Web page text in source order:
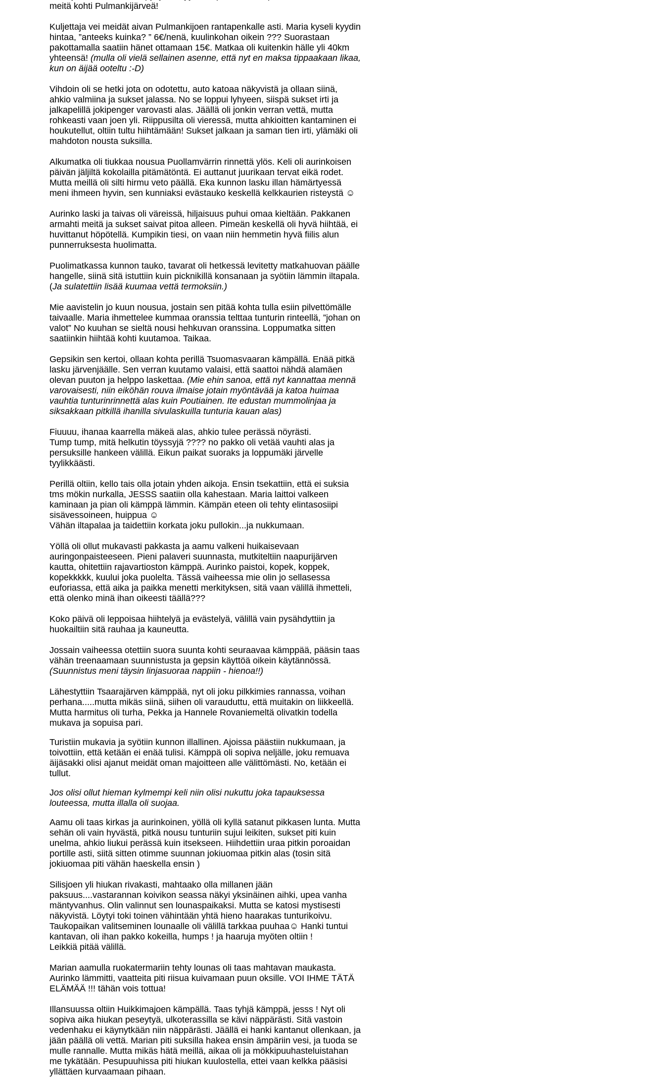
meitä kohti Pulmankijärveä!
Kuljettaja vei meidät aivan Pulmankijoen rantapenkalle asti. Maria kyseli kyydin
hintaa, ”anteeks kuinka? ” 6€/nenä, kuulinkohan oikein ??? Suorastaan
pakottamalla saatiin hänet ottamaan 15€. Matkaa oli kuitenkin hälle yli 40km
yhteensä! (mulla oli vielä sellainen asenne, että nyt en maksa tippaakaan likaa,
kun on äijää ooteltu :-D)
Vihdoin oli se hetki jota on odotettu, auto katoaa näkyvistä ja ollaan siinä,
ahkio valmiina ja sukset jalassa. No se loppui lyhyeen, siispä sukset irti ja
jalkapelillä jokipenger varovasti alas. Jäällä oli jonkin verran vettä, mutta
rohkeasti vaan joen yli. Riippusilta oli vieressä, mutta ahkioitten kantaminen ei
houkutellut, oltiin tultu hiihtämään! Sukset jalkaan ja saman tien irti, ylämäki oli
mahdoton nousta suksilla.
Alkumatka oli tiukkaa nousua Puollamvärrin rinnettä ylös. Keli oli aurinkoisen
päivän jäljiltä kokolailla pitämätöntä. Ei auttanut juurikaan tervat eikä rodet.
Mutta meillä oli silti hirmu veto päällä. Eka kunnon lasku illan hämärtyessä
meni ihmeen hyvin, sen kunniaksi evästauko keskellä kelkkaurien risteystä ☺
Aurinko laski ja taivas oli väreissä, hiljaisuus puhui omaa kieltään. Pakkanen
armahti meitä ja sukset saivat pitoa alleen. Pimeän keskellä oli hyvä hiihtää, ei
huvittanut höpötellä. Kumpikin tiesi, on vaan niin hemmetin hyvä fiilis alun
punnerruksesta huolimatta.
Puolimatkassa kunnon tauko, tavarat oli hetkessä levitetty matkahuovan päälle
hangelle, siinä sitä istuttiin kuin picknikillä konsanaan ja syötiin lämmin iltapala.
(Ja sulatettiin lisää kuumaa vettä termoksiin.)
Mie aavistelin jo kuun nousua, jostain sen pitää kohta tulla esiin pilvettömälle
taivaalle. Maria ihmettelee kummaa oranssia telttaa tunturin rinteellä, ”johan on
valot” No kuuhan se sieltä nousi hehkuvan oranssina. Loppumatka sitten
saatiinkin hiihtää kohti kuutamoa. Taikaa.
Gepsikin sen kertoi, ollaan kohta perillä Tsuomasvaaran kämpällä. Enää pitkä
lasku järvenjäälle. Sen verran kuutamo valaisi, että saattoi nähdä alamäen
olevan puuton ja helppo laskettaa. (Mie ehin sanoa, että nyt kannattaa mennä
varovaisesti, niin eiköhän rouva ilmaise jotain myöntävää ja katoa huimaa
vauhtia tunturinrinnettä alas kuin Poutiainen. Ite edustan mummolinjaa ja
siksakkaan pitkillä ihanilla sivulaskuilla tunturia kauan alas)
Fiuuuu, ihanaa kaarrella mäkeä alas, ahkio tulee perässä nöyrästi.
Tump tump, mitä helkutin töyssyjä ???? no pakko oli vetää vauhti alas ja
persuksille hankeen välillä. Eikun paikat suoraks ja loppumäki järvelle
tyylikkäästi.
Perillä oltiin, kello tais olla jotain yhden aikoja. Ensin tsekattiin, että ei suksia
tms mökin nurkalla, JESSS saatiin olla kahestaan. Maria laittoi valkeen
kaminaan ja pian oli kämppä lämmin. Kämpän eteen oli tehty elintasosiipi
sisävessoineen, huippua ☺
Vähän iltapalaa ja taidettiin korkata joku pullokin...ja nukkumaan.
Yöllä oli ollut mukavasti pakkasta ja aamu valkeni huikaisevaan
auringonpaisteeseen. Pieni palaveri suunnasta, mutkiteltiin naapurijärven
kautta, ohitettiin rajavartioston kämppä. Aurinko paistoi, kopek, koppek,
kopekkkkk, kuului joka puolelta. Tässä vaiheessa mie olin jo sellasessa
euforiassa, että aika ja paikka menetti merkityksen, sitä vaan välillä ihmetteli,
että olenko minä ihan oikeesti täällä???
Koko päivä oli leppoisaa hiihtelyä ja evästelyä, välillä vain pysähdyttiin ja
huokailtiin sitä rauhaa ja kauneutta.
Jossain vaiheessa otettiin suora suunta kohti seuraavaa kämppää, pääsin taas
vähän treenaamaan suunnistusta ja gepsin käyttöä oikein käytännössä.
(Suunnistus meni täysin linjasuoraa nappiin - hienoa!!)
Lähestyttiin Tsaarajärven kämppää, nyt oli joku pilkkimies rannassa, voihan
perhana.....mutta mikäs siinä, siihen oli varauduttu, että muitakin on liikkeellä.
Mutta harmitus oli turha, Pekka ja Hannele Rovaniemeltä olivatkin todella
mukava ja sopuisa pari.
Turistiin mukavia ja syötiin kunnon illallinen. Ajoissa päästiin nukkumaan, ja
toivottiin, että ketään ei enää tulisi. Kämppä oli sopiva neljälle, joku remuava
äijäsakki olisi ajanut meidät oman majoitteen alle välittömästi. No, ketään ei
tullut.
Jos olisi ollut hieman kylmempi keli niin olisi nukuttu joka tapauksessa
louteessa, mutta illalla oli suojaa.
Aamu oli taas kirkas ja aurinkoinen, yöllä oli kyllä satanut pikkasen lunta. Mutta
sehän oli vain hyvästä, pitkä nousu tunturiin sujui leikiten, sukset piti kuin
unelma, ahkio liukui perässä kuin itsekseen. Hiihdettiin uraa pitkin poroaidan
portille asti, siitä sitten otimme suunnan jokiuomaa pitkin alas (tosin sitä
jokiuomaa piti vähän haeskella ensin )
Silisjoen yli hiukan rivakasti, mahtaako olla millanen jään
paksuus....vastarannan koivikon seassa näkyi yksinäinen aihki, upea vanha
mäntyvanhus. Olin valinnut sen lounaspaikaksi. Mutta se katosi mystisesti
näkyvistä. Löytyi toki toinen vähintään yhtä hieno haarakas tunturikoivu.
Taukopaikan valitseminen lounaalle oli välillä tarkkaa puuhaa☺ Hanki tuntui
kantavan, oli ihan pakko kokeilla, humps ! ja haaruja myöten oltiin !
Leikkiä pitää välillä.
Marian aamulla ruokatermariin tehty lounas oli taas mahtavan maukasta.
Aurinko lämmitti, vaatteita piti riisua kuivamaan puun oksille. VOI IHME TÄTÄ
ELÄMÄÄ !!! tähän vois tottua!
Illansuussa oltiin Huikkimajoen kämpällä. Taas tyhjä kämppä, jesss ! Nyt oli
sopiva aika hiukan peseytyä, ulkoterassilla se kävi näppärästi. Sitä vastoin
vedenhaku ei käynytkään niin näppärästi. Jäällä ei hanki kantanut ollenkaan, ja
jään päällä oli vettä. Marian piti suksilla hakea ensin ämpäriin vesi, ja tuoda se
mulle rannalle. Mutta mikäs hätä meillä, aikaa oli ja mökkipuuhasteluistahan
me tykätään. Pesupuuhissa piti hiukan kuulostella, ettei vaan kelkka pääsisi
yllättäen kurvaamaan pihaan.